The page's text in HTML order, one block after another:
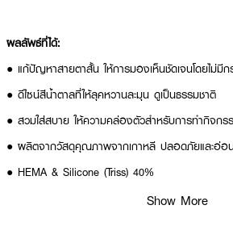
ผลลัพธ์ที่ได้:
● แก้ปัญหาสายตาสั้น ให้การมองเห็นชัดเจนโดยไม่มี
● ดีไซน์สีน้ำตาลที่ให้ลุคหวานละมุน ดูเป็นธรรมชาติ
● สวมใส่สบาย ให้ความคล่องตัวสำหรับการทำกิจกร
● ผลิตจากวัสดุคุณภาพจากเกาหลี ปลอดภัยและอ่อ
● HEMA & Silicone (Triss) 40%
Show More